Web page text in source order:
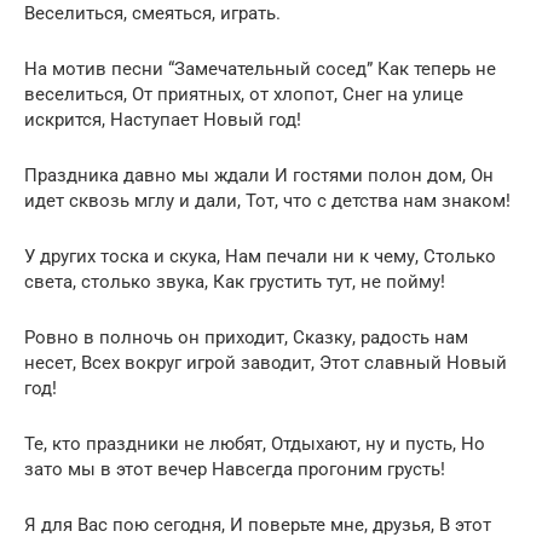
Веселиться, смеяться, играть.
На мотив песни “Замечательный сосед” Как теперь не
веселиться, От приятных, от хлопот, Снег на улице
искрится, Наступает Новый год!
Праздника давно мы ждали И гостями полон дом, Он
идет сквозь мглу и дали, Тот, что с детства нам знаком!
У других тоска и скука, Нам печали ни к чему, Столько
света, столько звука, Как грустить тут, не пойму!
Ровно в полночь он приходит, Сказку, радость нам
несет, Всех вокруг игрой заводит, Этот славный Новый
год!
Те, кто праздники не любят, Отдыхают, ну и пусть, Но
зато мы в этот вечер Навсегда прогоним грусть!
Я для Вас пою сегодня, И поверьте мне, друзья, В этот